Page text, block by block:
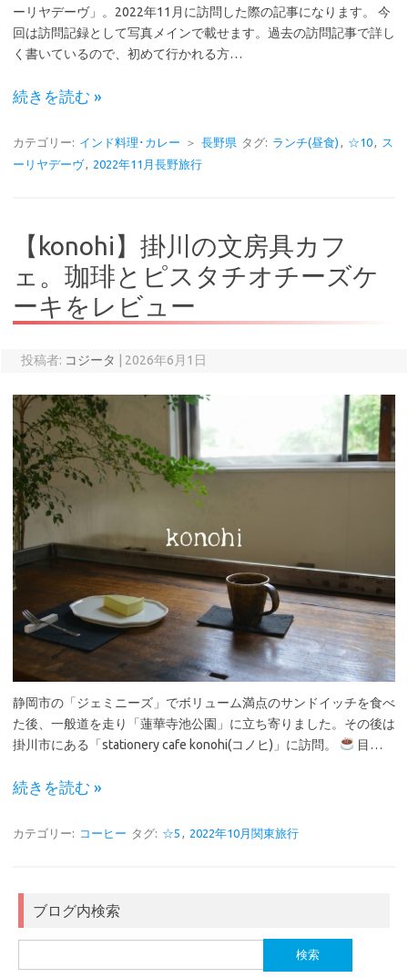
ーリヤデーヴ」。2022年11月に訪問した際の記事になります。 今
回は訪問記録として写真メインで載せます。過去の訪問記事で詳し
く書いているので、初めて行かれる方…
続きを読む »
カテゴリー: インド料理･カレー ＞ 長野県 タグ: ランチ(昼食) , ☆10, ス
ーリヤデーヴ, 2022年11月長野旅行
【konohi】掛川の文房具カフ
ェ。珈琲とピスタチオチーズケ
ーキをレビュー
投稿者: コジータ 2026年6月1日
静岡市の「ジェミニーズ」でボリューム満点のサンドイッチを食べ
た後、一般道を走り「蓮華寺池公園」に立ち寄りました。その後は
掛川市にある「stationery cafe konohi(コノヒ)」に訪問。
目…
続きを読む »
カテゴリー: コーヒー タグ: ☆5 , 2022年10月関東旅行
ブログ内検索
索: